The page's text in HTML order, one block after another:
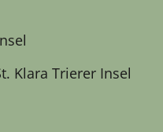
Klara Trierer Insel